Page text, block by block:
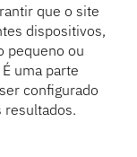
que o site
dispositivos,
pequeno ou
uma parte
configurado
resultados.